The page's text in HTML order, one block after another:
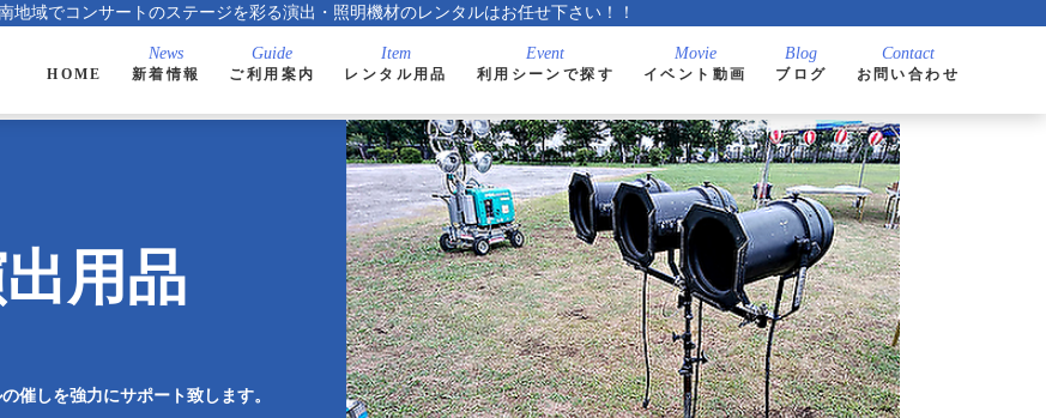
地域でコンサートのステージを彩る演出・照明機材のレンタルはお任せ下さい！！
HOME 新着情報 ご利用案内 レンタル用品 利用シーンで探す イベント動画 ブログ お問い合わせ
用品
催しを強力にサポート致します。